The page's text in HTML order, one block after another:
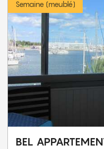
Semaine (meublé)
BEL